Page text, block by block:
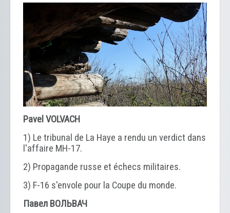
Pavel VOLVACH
1) Le tribunal de La Haye a rendu un verdict dans
l'affaire MH-17.
2) Propagande russe et échecs militaires.
3) F-16 s'envole pour la Coupe du monde.
Павел ВОЛЬВАЧ